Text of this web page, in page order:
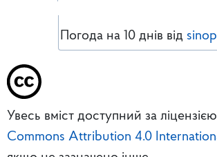
Погода на 10 днів від
Увесь вміст доступний за ліцензією
Commons Attribution 4.0